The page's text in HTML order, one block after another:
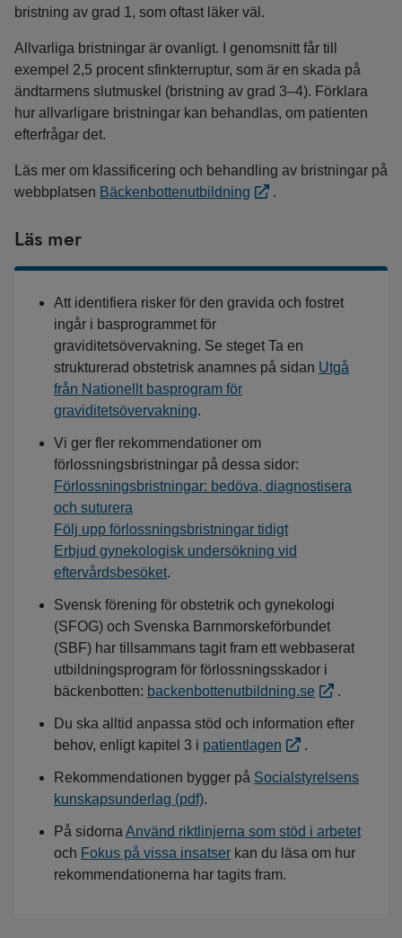
bristning av grad 1, som oftast läker väl.
Allvarliga bristningar är ovanligt. I genomsnitt får till
exempel 2,5 procent sfinkterruptur, som är en skada på
ändtarmens slutmuskel (bristning av grad 3–4). Förklara
hur allvarligare bristningar kan behandlas, om patienten
efterfrågar det.
Läs mer om klassificering och behandling av bristningar på
webbplatsen Bäckenbottenutbildning .
Läs mer
Att identifiera risker för den gravida och fostret
ingår i basprogrammet för
graviditetsövervakning. Se steget Ta en
strukturerad obstetrisk anamnes på sidan Utgå
från Nationellt basprogram för
graviditetsövervakning.
Vi ger fler rekommendationer om
förlossningsbristningar på dessa sidor:
Förlossningsbristningar: bedöva, diagnostisera
och suturera
Följ upp förlossningsbristningar tidigt
Erbjud gynekologisk undersökning vid
eftervårdsbesöket.
Svensk förening för obstetrik och gynekologi
(SFOG) och Svenska Barnmorskeförbundet
(SBF) har tillsammans tagit fram ett webbaserat
utbildningsprogram för förlossningsskador i
bäckenbotten: backenbottenutbildning.se .
Du ska alltid anpassa stöd och information efter
behov, enligt kapitel 3 i patientlagen .
Rekommendationen bygger på Socialstyrelsens
kunskapsunderlag (pdf).
På sidorna Använd riktlinjerna som stöd i arbetet
och Fokus på vissa insatser kan du läsa om hur
rekommendationerna har tagits fram.